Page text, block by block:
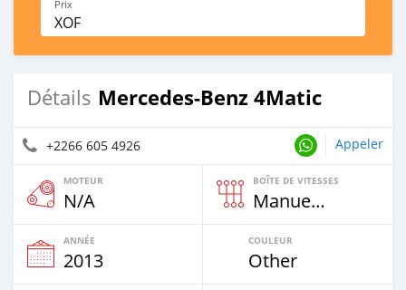
Prix
XOF
Détails Mercedes-Benz 4Matic
+2266 605 4926 Appeler
MOTEUR
N/A
BOÎTE DE VITESSES
Manuelle
ANNÉE
2013
COULEUR
Other